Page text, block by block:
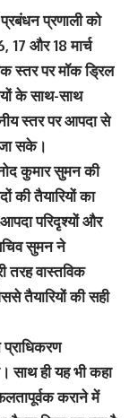
प्रणाली को
और 18 मार्च
स्तर पर मॉक ड्रिल
के साथ-साथ
स्तर पर आपदा से
सके।
कुमार सुमन की
की तैयारियों का
परिदृश्यों और
सुमन ने
तरह वास्तविक
तैयारियों की सही
प्राधिकरण
साथ ही यह भी कहा
कराने में